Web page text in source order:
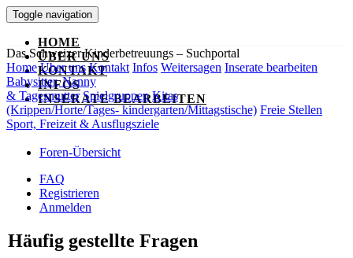
Toggle navigation
HOME
ÜBER UNS
KONTAKT
INFOS
INSERATE BEARBEITEN
Das Schweizer Kinderbetreuungs – Suchportal
Home Über uns Kontakt Infos Weitersagen Inserate bearbeiten
Babysitter, Nanny
& Tagesmutter Spielgruppen Kitas
(Krippen/Horte/Tages- kindergarten/Mittagstische) Freie Stellen
Sport, Freizeit & Ausflugsziele
Foren-Übersicht
FAQ
Registrieren
Anmelden
Häufig gestellte Fragen